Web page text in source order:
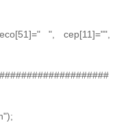
", cep[11]="",